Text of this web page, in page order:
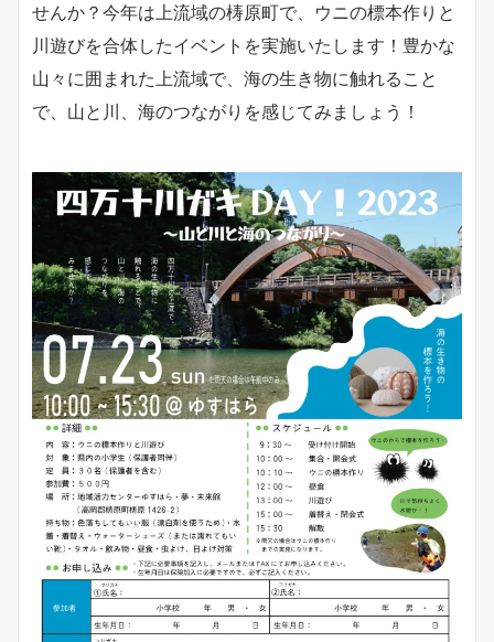
せんか？今年は上流域の梼原町で、ウニの標本作りと
川遊びを合体したイベントを実施いたします！豊かな
山々に囲まれた上流域で、海の生き物に触れること
で、山と川、海のつながりを感じてみましょう！